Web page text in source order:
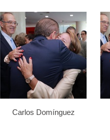
Carlos Domínguez